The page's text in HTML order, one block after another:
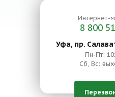
Интернет-
8 800
Уфа, пр.
Пн-Пт:
Сб, Вс: